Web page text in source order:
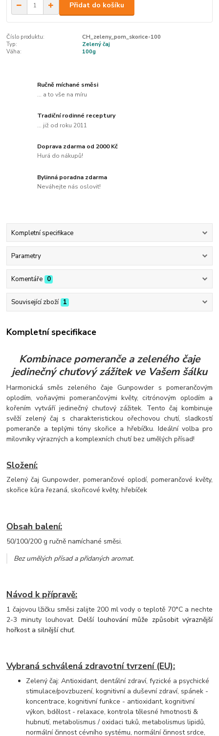
Přidat do košíku
Číslo produktu:
CH_zeleny_pom_skorice-100
Typ:
Zelený čaj
Váha:
100g
Ručně míchané směsi
... a to vše na míru
Tradiční rodinné receptury
... již od roku 2011
Doprava zdarma od 2000 Kč
Hurá do nákupů!
Bylinná poradna zdarma
Neváhejte nás oslovit!
Kompletní specifikace
Parametry
Komentáře 0
Související zboží 1
Kompletní specifikace
Kombinace pomeranče a zeleného čaje
jedinečný chuťový zážitek ve Vašem šálku
Harmonická směs zeleného čaje Gunpowder s pomerančovým
oplodím, voňavými pomerančovými květy, citrónovým oplodím a
kořením vytváří jedinečný chuťový zážitek. Tento čaj kombinuje
svěží zelený čaj s charakteristickou ořechovou chutí, sladkostí
pomeranče a teplými tóny skořice a hřebíčku. Ideální volba pro
milovníky výrazných a komplexních chutí bez umělých přísad!
Složení:
Zelený čaj Gunpowder, pomerančové oplodí, pomerančové květy,
skořice kůra řezaná, skořicové květy, hřebíček
Obsah balení:
50/100/200 g ručně namíchané směsi.
Bez umělých přísad a přidaných aromat.
Návod k přípravě:
1 čajovou lžičku směsi zalijte 200 ml vody o teplotě 70°C a nechte
2-3 minuty louhovat. Delší louhování může způsobit výraznější
hořkost a silnější chuť.
Vybraná schválená zdravotní tvrzení (EU):
Zelený čaj: Antioxidant, dentální zdraví, fyzické a psychické
stimulace/povzbuzení, kognitivní a duševní zdraví, spánek -
koncentrace, kognitivní funkce - antioxidant, kognitivní
výkon, bdělost - relaxace, kontrola tělesné hmotnosti &
hubnutí, metabolismus / oxidaci tuků, metabolismus lipidů,
normální činnost cévního systému, normální činnost srdce,